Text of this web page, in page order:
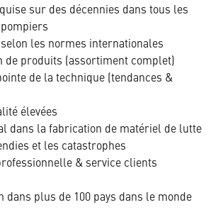
sur des décennies dans tous les
les normes internationales
de produits (assortiment complet)
de la technique (tendances &
élevées
dans la fabrication de matériel de lutte
et les catastrophes
& service clients
dans plus de 100 pays dans le monde